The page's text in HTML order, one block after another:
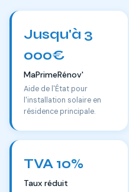
Jusqu'à 3
000€
MaPrimeRénov'
Aide de l'État pour
l'installation solaire en
résidence principale.
TVA 10%
Taux réduit